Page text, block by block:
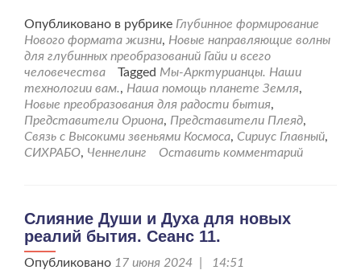
проПомощь
планете
Сеанс
№2.
Опубликовано в рубрике Глубинное формирование
Нового формата жизни, Новые направляющие волны
для глубинных преобразований Гайи и всего
человечества
Tagged Мы-Арктурианцы. Наши
технологии вам., Наша помощь планете Земля,
Новые преобразования для радости бытия,
Представители Ориона, Представители Плеяд,
Связь с Высокими звеньями Космоса, Сириус Главный,
СИХРАБО, Ченнелинг Оставить комментарий
Слияние Души и Духа для новых
реалий бытия. Сеанс 11.
Опубликовано 17 июня 2024 | 14:51